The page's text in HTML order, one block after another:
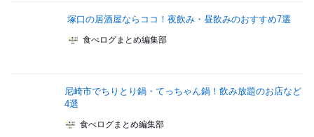
塚口の居酒屋ならココ！夜飲み・昼飲みのおすすめ7選
食べログまとめ編集部
尼崎市でちりとり鍋・てっちゃん鍋！飲み放題のお店など
4選
食べログまとめ編集部